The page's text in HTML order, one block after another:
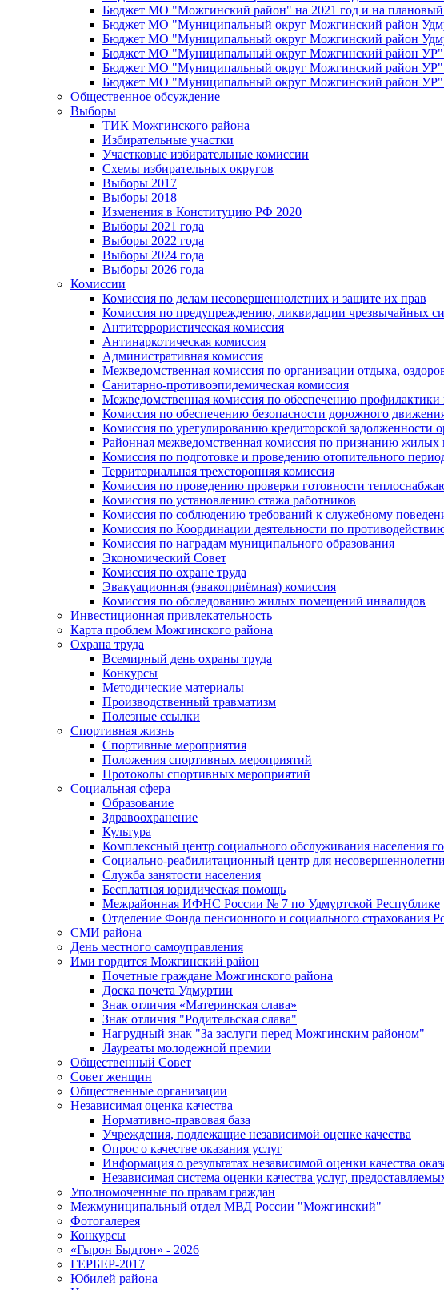
Бюджет МО "Можгинский район" на 2021 год и на плановый
Бюджет МО "Муниципальный округ Можгинский район
Бюджет МО "Муниципальный округ Можгинский район
Бюджет МО "Муниципальный округ Можгинский район УР"
Бюджет МО "Муниципальный округ Можгинский район УР"
Бюджет МО "Муниципальный округ Можгинский район УР"
Общественное обсуждение
Выборы
ТИК Можгинского района
Избирательные участки
Участковые избирательные комиссии
Схемы избирательных округов
Выборы 2017
Выборы 2018
Изменения в Конституцию РФ 2020
Выборы 2021 года
Выборы 2022 года
Выборы 2024 года
Выборы 2026 года
Комиссии
Комиссия по делам несовершеннолетних и защите их прав
Комиссия по предупреждению, ликвидации чрезвычайных
Антитеррористическая комиссия
Антинаркотическая комиссия
Административная комиссия
Межведомственная комиссия по организации отдыха,
Санитарно-противоэпидемическая комиссия
Межведомственная комиссия по обеспечению
Комиссия по обеспечению безопасности дорожного
Комиссия по урегулированию кредиторской
Районная межведомственная комиссия по признанию
Комиссия по подготовке и проведению отопительного
Территориальная трехсторонняя комиссия
Комиссия по проведению проверки готовности
Комиссия по установлению стажа работников
Комиссия по соблюдению требований к служебному
Комиссия по Координации деятельности по
Комиссия по наградам муниципального образования
Экономический Совет
Комиссия по охране труда
Эвакуационная (эвакоприёмная) комиссия
Комиссия по обследованию жилых помещений инвалидов
Инвестиционная привлекательность
Карта проблем Можгинского района
Охрана труда
Всемирный день охраны труда
Конкурсы
Методические материалы
Производственный травматизм
Полезные ссылки
Спортивная жизнь
Спортивные мероприятия
Положения спортивных мероприятий
Протоколы спортивных мероприятий
Социальная сфера
Образование
Здравоохранение
Культура
Комплексный центр социального обслуживания населения
Социально-реабилитационный центр для
Служба занятости населения
Бесплатная юридическая помощь
Межрайонная ИФНС России № 7 по Удмуртской Республике
Отделение Фонда пенсионного и социального страхования
СМИ района
День местного самоуправления
Ими гордится Можгинский район
Почетные граждане Можгинского района
Доска почета Удмуртии
Знак отличия «Материнская слава»
Знак отличия "Родительская слава"
Нагрудный знак "За заслуги перед Можгинским районом"
Лауреаты молодежной премии
Общественный Совет
Совет женщин
Общественные организации
Независимая оценка качества
Нормативно-правовая база
Учреждения, подлежащие независимой оценке качества
Опрос о качестве оказания услуг
Информация о результатах независимой оценки качества
Независимая система оценки качества услуг,
Уполномоченные по правам граждан
Межмуниципальный отдел МВД России "Можгинский"
Фотогалерея
Конкурсы
«Гырон Быдтон» - 2026
ГЕРБЕР-2017
Юбилей района